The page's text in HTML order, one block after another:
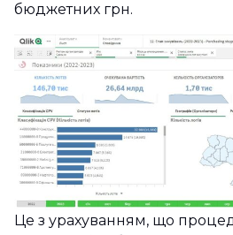
бюджетних грн.
Це з урахуванням, що